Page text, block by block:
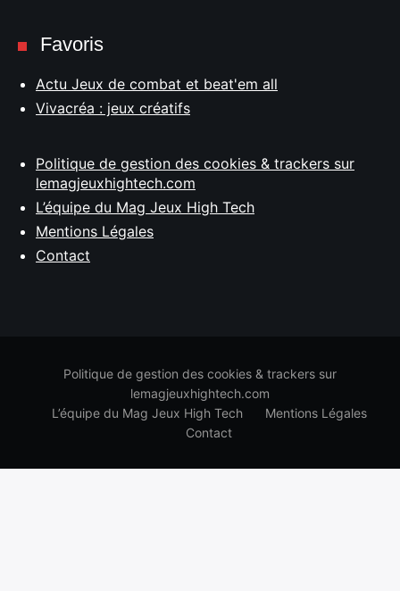
Favoris
Actu Jeux de combat et beat'em all
Vivacréa : jeux créatifs
Politique de gestion des cookies & trackers sur
lemagjeuxhightech.com
L’équipe du Mag Jeux High Tech
Mentions Légales
Contact
Politique de gestion des cookies & trackers sur
lemagjeuxhightech.com
L’équipe du Mag Jeux High Tech
Mentions Légales
Contact